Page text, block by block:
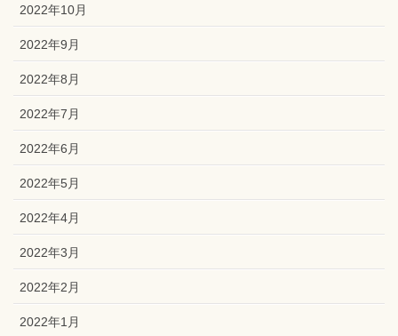
2022年10月
2022年9月
2022年8月
2022年7月
2022年6月
2022年5月
2022年4月
2022年3月
2022年2月
2022年1月